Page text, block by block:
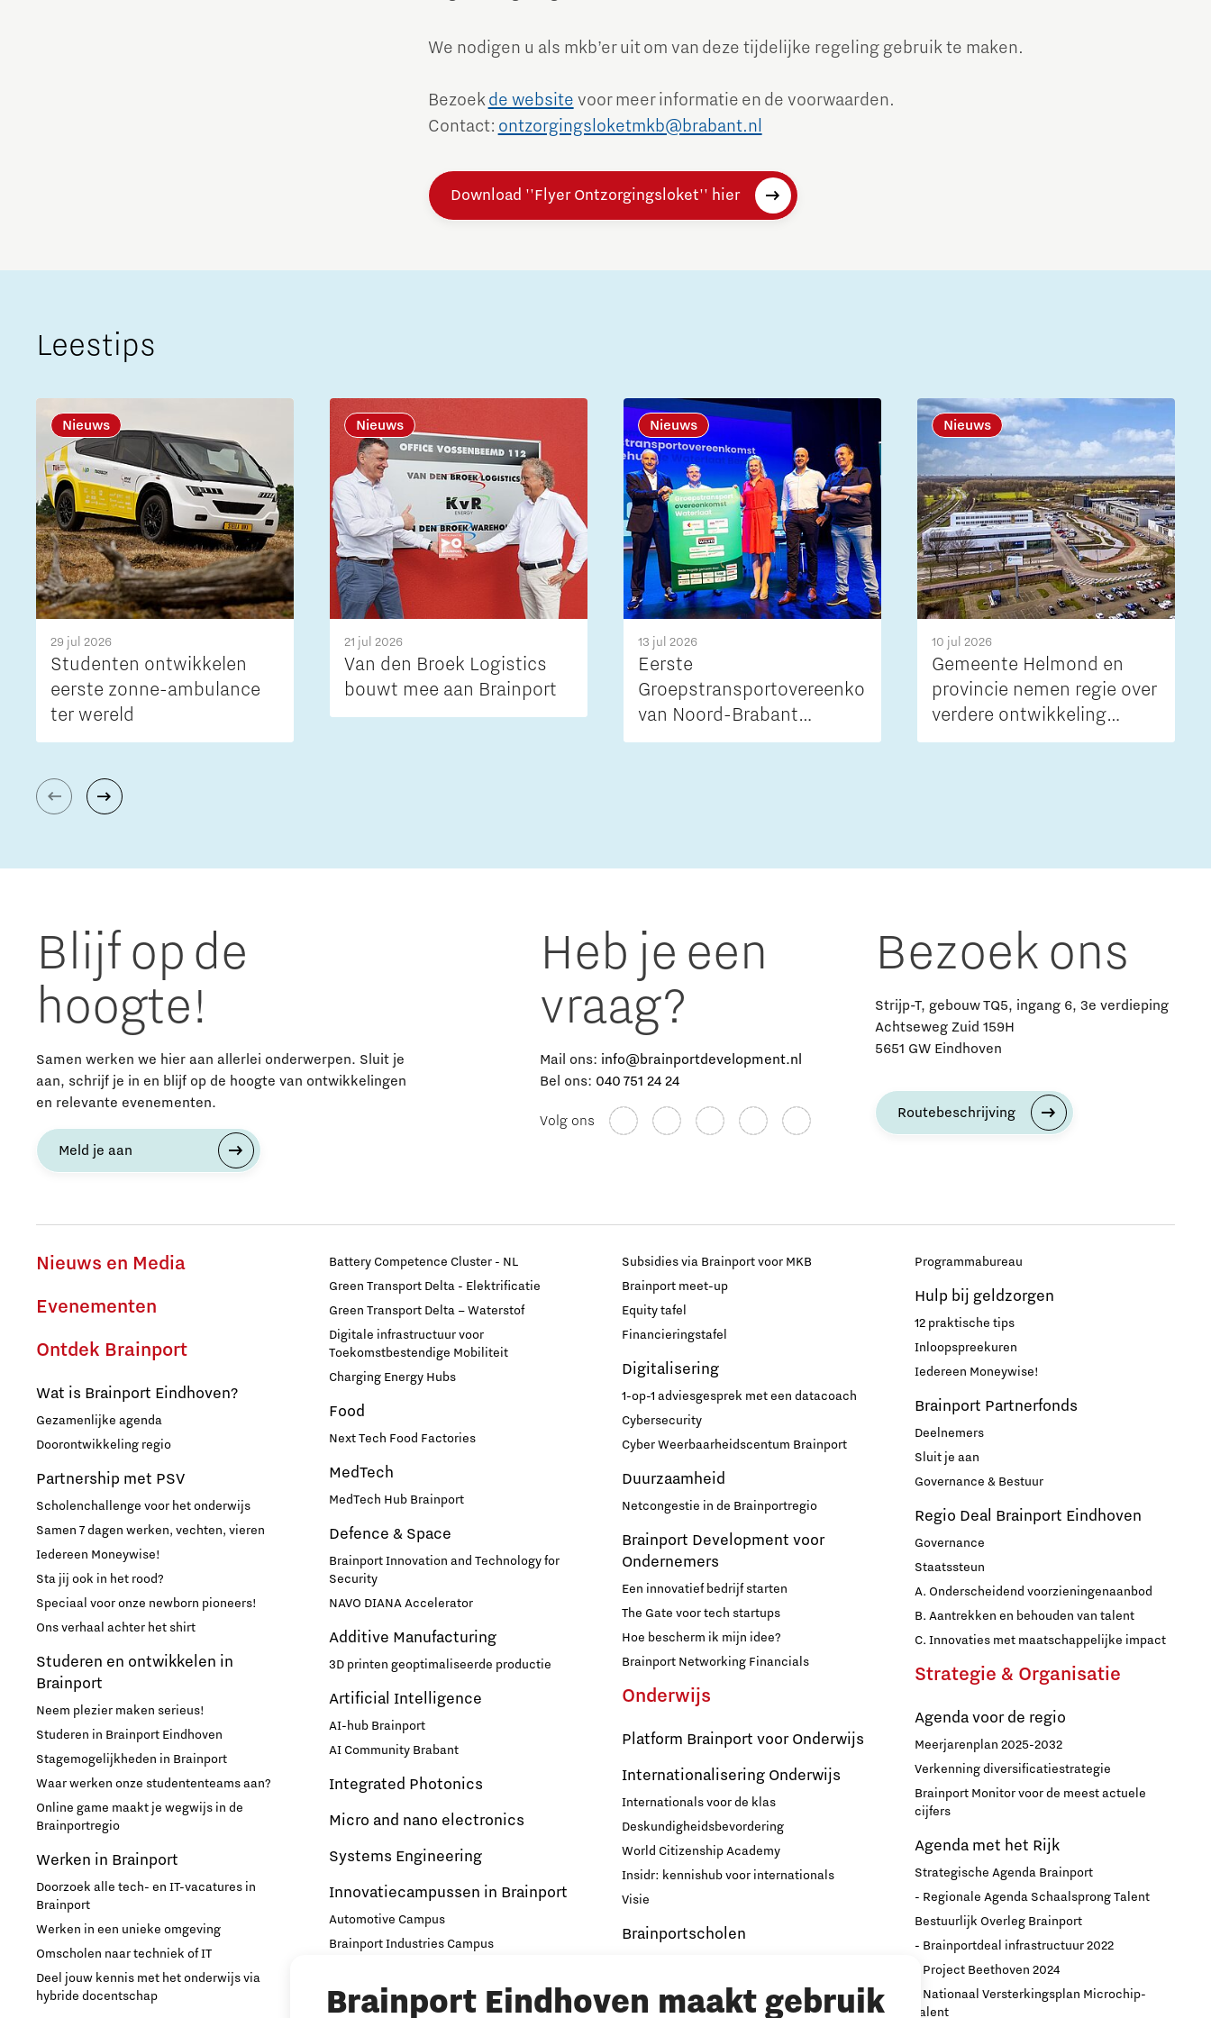
Brainport Eindhoven maakt gebruik
We nodigen u als mkb’er uit om van deze tijdelijke regeling gebruik te maken.
Bezoekde website voor meer informatie en de voorwaarden.
Contact: ontzorgingsloketmkb@brabant.nl
Download ''Flyer Ontzorgingsloket'' hier
Leestips
Nieuws
29 jul 2026
Studenten ontwikkelen
eerste zonne-ambulance
ter wereld
Nieuws
21 jul 2026
Van den Broek Logistics
bouwt mee aan Brainport
Nieuws
13 jul 2026
Eerste
Groepstransportovereenkomst
van Noord-Brabant
markeert nieuwe stap in
Nieuws
10 jul 2026
Gemeente Helmond en
provincie nemen regie over
verdere ontwikkeling
Automotive Campus
Blijf op de
hoogte!
Samen werken we hier aan allerlei onderwerpen. Sluit je
aan, schrijf je in en blijf op de hoogte van ontwikkelingen
en relevante evenementen.
Meld je aan
Heb je een
vraag?
Mail ons: info@brainportdevelopment.nl
Bel ons: 040 751 24 24
Volg ons
Bezoek ons
Strijp-T, gebouw TQ5, ingang 6, 3e verdieping
Achtseweg Zuid 159H
5651 GW Eindhoven
Routebeschrijving
Nieuws en Media
Evenementen
Ontdek Brainport
Wat is Brainport Eindhoven?
Gezamenlijke agenda
Doorontwikkeling regio
Partnership met PSV
Scholenchallenge voor het onderwijs
Samen 7 dagen werken, vechten, vieren
Iedereen Moneywise!
Sta jij ook in het rood?
Speciaal voor onze newborn pioneers!
Ons verhaal achter het shirt
Studeren en ontwikkelen in
Brainport
Neem plezier maken serieus!
Studeren in Brainport Eindhoven
Stagemogelijkheden in Brainport
Waar werken onze studententeams aan?
Online game maakt je wegwijs in de
Brainportregio
Werken in Brainport
Doorzoek alle tech- en IT-vacatures in
Brainport
Werken in een unieke omgeving
Omscholen naar techniek of IT
Deel jouw kennis met het onderwijs via
hybride docentschap
Battery Competence Cluster - NL
Green Transport Delta - Elektrificatie
Green Transport Delta – Waterstof
Digitale infrastructuur voor
Toekomstbestendige Mobiliteit
Charging Energy Hubs
Food
Next Tech Food Factories
MedTech
MedTech Hub Brainport
Defence & Space
Brainport Innovation and Technology for
Security
NAVO DIANA Accelerator
Additive Manufacturing
3D printen geoptimaliseerde productie
Artificial Intelligence
AI-hub Brainport
AI Community Brabant
Integrated Photonics
Micro and nano electronics
Systems Engineering
Innovatiecampussen in Brainport
Automotive Campus
Brainport Industries Campus
Strijp District
Subsidies via Brainport voor MKB
Brainport meet-up
Equity tafel
Financieringstafel
Digitalisering
1-op-1 adviesgesprek met een datacoach
Cybersecurity
Cyber Weerbaarheidscentum Brainport
Duurzaamheid
Netcongestie in de Brainportregio
Brainport Development voor
Ondernemers
Een innovatief bedrijf starten
The Gate voor tech startups
Hoe bescherm ik mijn idee?
Brainport Networking Financials
Onderwijs
Platform Brainport voor Onderwijs
Internationalisering Onderwijs
Internationals voor de klas
Deskundigheidsbevordering
World Citizenship Academy
Insidr: kennishub voor internationals
Visie
Brainportscholen
Publicaties Brainport voor
Programmabureau
Hulp bij geldzorgen
12 praktische tips
Inloopspreekuren
Iedereen Moneywise!
Brainport Partnerfonds
Deelnemers
Sluit je aan
Governance & Bestuur
Regio Deal Brainport Eindhoven
Governance
Staatssteun
A. Onderscheidend voorzieningenaanbod
B. Aantrekken en behouden van talent
C. Innovaties met maatschappelijke impact
Strategie & Organisatie
Agenda voor de regio
Meerjarenplan 2025-2032
Verkenning diversificatiestrategie
Brainport Monitor voor de meest actuele
cijfers
Agenda met het Rijk
Strategische Agenda Brainport
- Regionale Agenda Schaalsprong Talent
Bestuurlijk Overleg Brainport
- Brainportdeal infrastructuur 2022
- Project Beethoven 2024
- Nationaal Versterkingsplan Microchip-
talent